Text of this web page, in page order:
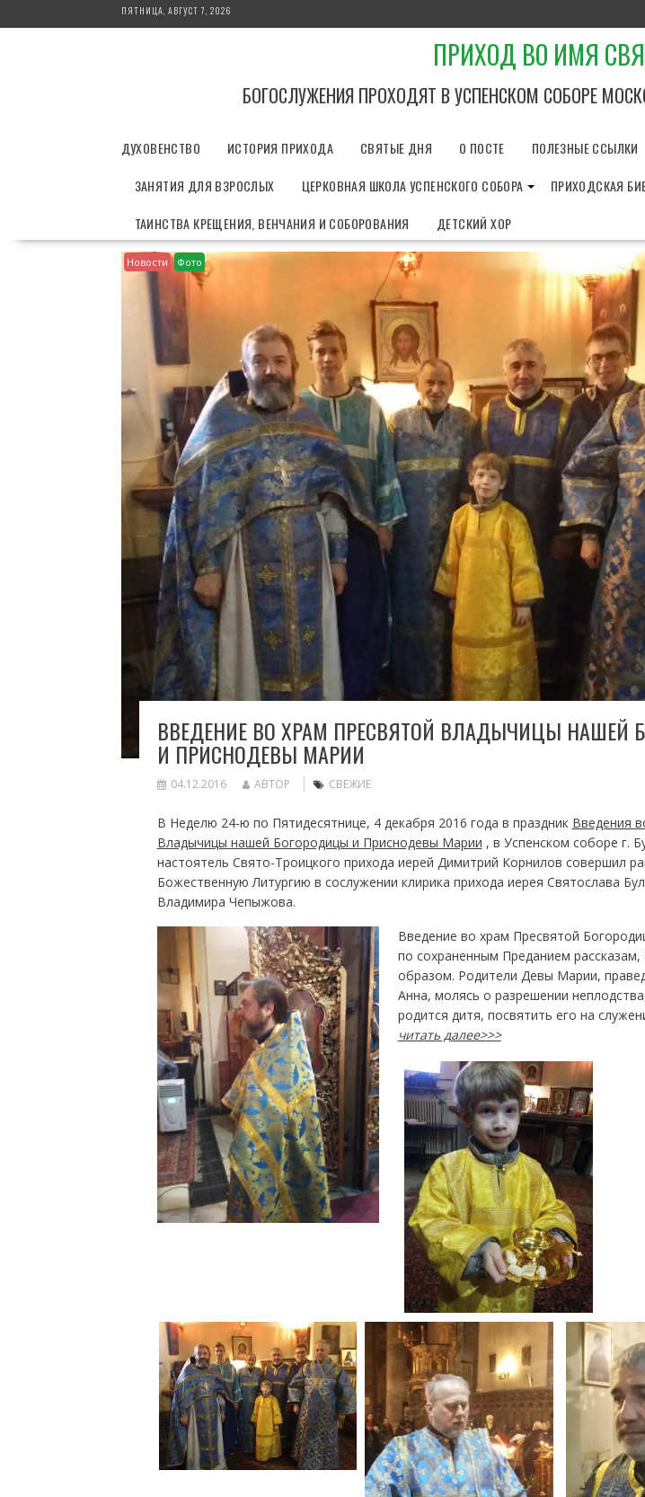
е
ПЯТНИЦА, АВГУСТ 7, 2026
ПРИХОД ВО ИМЯ
БОГОСЛУЖЕНИЯ ПРОХОДЯТ В УСПЕНСКОМ СОБОРЕ
ДУХОВЕНСТВО ИСТОРИЯ ПРИХОДА СВЯТЫЕ ДНЯ О ПОСТЕ ПОЛЕЗНЫЕ ССЫЛКИ
ЗАНЯТИЯ ДЛЯ ВЗРОСЛЫХ
ЦЕРКОВНАЯ ШКОЛА УСПЕНСКОГО СОБОРА ПРИХОДСКАЯ
ТАИНСТВА КРЕЩЕНИЯ, ВЕНЧАНИЯ И СОБОРОВАНИЯ
ДЕТСКИЙ ХОР
Новости Фото
ВВЕДЕНИЕ ВО ХРАМ ПРЕСВЯТОЙ ВЛАДЫЧИЦЫ НАШЕЙ
И ПРИСНОДЕВЫ МАРИИ
04.12.2016 АВТОР СВЕЖИЕ
В Неделю 24-ю по Пятидесятнице, 4 декабря 2016 года в праздник Введения
Владычицы нашей Богородицы и Приснодевы Марии , в Успенском соборе г.
настоятель Свято-Троицкого прихода иерей Димитрий Корнилов совершил
Божественную Литургию в сослужении клирика прихода иерея Святослава
Владимира Чепыжова.
Введение во храм Пресвятой
по сохраненным Преданием
образом. Родители Девы Марии,
Анна, молясь о разрешении
родится дитя, посвятить его на
читать далее>>>